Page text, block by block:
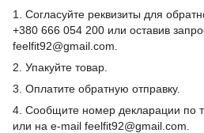
1. Согласуйте реквизиты для
+380 666 054 200 или оставив
feelfit92@gmail.com.
2. Упакуйте товар.
3. Оплатите обратную отправку.
4. Сообщите номер декларации по
или на e-mail feelfit92@gmail.com.